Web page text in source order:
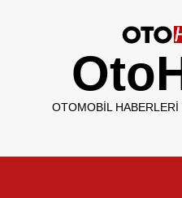
OTOMOBIL